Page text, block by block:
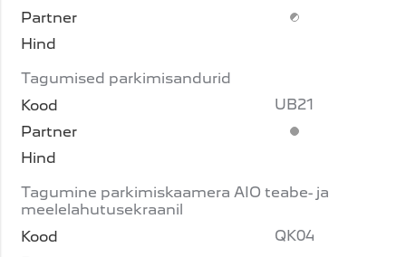
Lisavarustus
Tagumised parkimisandurid
UB21
Standardvarustus
Tagumine parkimiskaamera AIO teabe- ja
meelelahutusekraanil
QK04